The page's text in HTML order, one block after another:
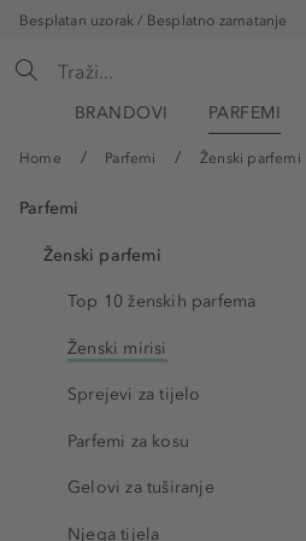
Besplatan uzorak / Besplatno zamatanje
BRANDOVI PARFEMI
Home Parfemi Ženski parfemi
Parfemi
Ženski parfemi
Top 10 ženskih parfema
Ženski mirisi
Sprejevi za tijelo
Parfemi za kosu
Gelovi za tuširanje
Njega tijela